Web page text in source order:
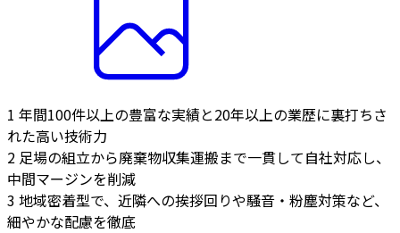
1 年間100件以上の豊富な実績と20年以上の業歴に裏打ちさ
れた高い技術力
2 足場の組立から廃棄物収集運搬まで一貫して自社対応し、
中間マージンを削減
3 地域密着型で、近隣への挨拶回りや騒音・粉塵対策など、
細やかな配慮を徹底